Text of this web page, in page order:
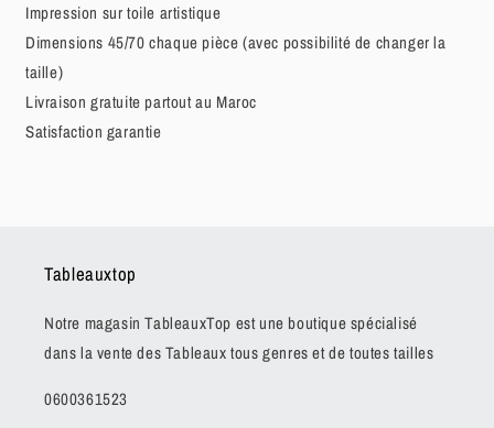
Impression sur toile artistique
Dimensions 45/70 chaque pièce (avec possibilité de changer la
taille)
Livraison gratuite partout au Maroc
Satisfaction garantie
Tableauxtop
Notre magasin TableauxTop est une boutique spécialisé
dans la vente des Tableaux tous genres et de toutes tailles
0600361523